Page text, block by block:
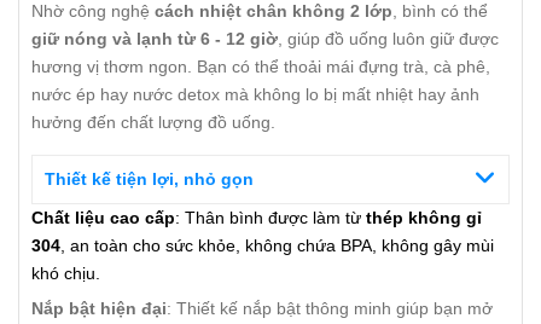
Nhờ công nghệ cách nhiệt chân không 2 lớp , bình có thể
giữ nóng và lạnh từ 6 - 12 giờ , giúp đồ uống luôn giữ được
hương vị thơm ngon. Bạn có thể thoải mái đựng trà, cà phê,
nước ép hay nước detox mà không lo bị mất nhiệt hay ảnh
hưởng đến chất lượng đồ uống.
Thiết kế tiện lợi, nhỏ gọn
Chất liệu cao cấp: Thân bình được làm từ thép không gỉ
304 , an toàn cho sức khỏe, không chứa BPA, không gây mùi
khó chịu.
Nắp bật hiện đại: Thiết kế nắp bật thông minh giúp bạn mở